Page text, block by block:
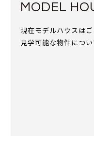
MODEL
現在モデルハウスはご
見学可能な物件につ